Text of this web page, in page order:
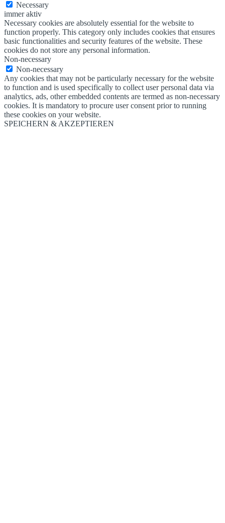
Necessary
immer aktiv
Necessary cookies are absolutely essential for the website to
function properly. This category only includes cookies that ensures
basic functionalities and security features of the website. These
cookies do not store any personal information.
Non-necessary
Non-necessary
Any cookies that may not be particularly necessary for the website
to function and is used specifically to collect user personal data via
analytics, ads, other embedded contents are termed as non-necessary
cookies. It is mandatory to procure user consent prior to running
these cookies on your website.
SPEICHERN & AKZEPTIEREN